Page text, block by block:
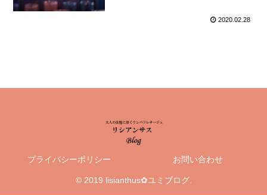
2020.02.28
プライバシーポリシー お問い合わせ
© 2019 lisianthus✿ユミブログ.